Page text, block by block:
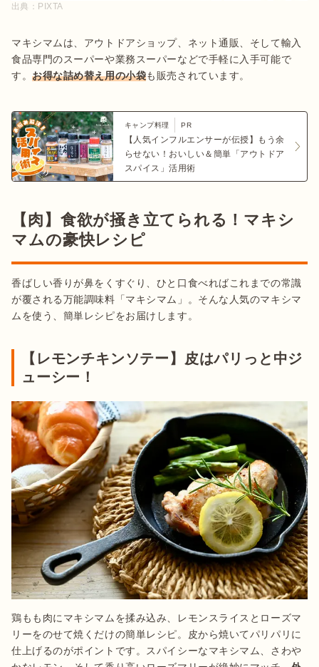
出典： PIXTA
マキシマムは、アウトドアショップ、ネット通販、そして輸入
食品専門のスーパーや業務スーパーなどで手軽に入手可能で
す。お得な詰め替え用の小袋も販売されています。
キャンプ料理 PR
【人気インフルエンサーが伝授】もう余
らせない！おいしい＆簡単「アウトドア
スパイス」活用術
【肉】食欲が掻き立てられる！マキシ
マムの豪快レシピ
香ばしい香りが鼻をくすぐり、ひと口食べればこれまでの常識
が覆される万能調味料「マキシマム」。そんな人気のマキシマ
ムを使う、簡単レシピをお届けします。
【レモンチキンソテー】皮はパリっと中ジ
ューシー！
鶏もも肉にマキシマムを揉み込み、レモンスライスとローズマ
リーをのせて焼くだけの簡単レシピ。皮から焼いてパリパリに
仕上げるのがポイントです。スパイシーなマキシマム、さわや